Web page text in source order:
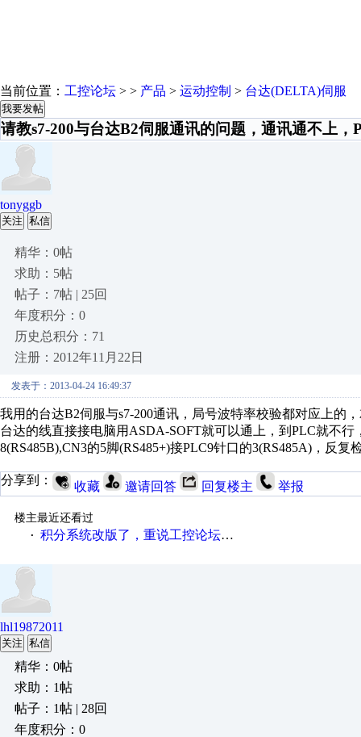
当前位置： 工控论坛 > > 产品 > 运动控制 > 台达(DELTA)伺服
我要发帖
请教s7-200与台达B2伺服通讯的问题，通讯通不上，
tonyggb
关注 私信
精华：0帖
求助：5帖
帖子：7帖 | 25回
年度积分：0
历史总积分：71
注册：2012年11月22日
发表于：2013-04-24 16:49:37
我用的台达B2伺服与s7-200通讯，局号波特率校验都对应上的
台达的线直接接电脑用ASDA-SOFT就可以通上，到PLC就不
8(RS485B),CN3的5脚(RS485+)接PLC9针口的3(RS485A)，反
分享到： 收藏 邀请回答 回复楼主 举报
楼主最近还看过
· 积分系统改版了，重说工控论坛积分那点事儿……
lhl19872011
关注 私信
精华：0帖
求助：1帖
帖子：1帖 | 28回
年度积分：0